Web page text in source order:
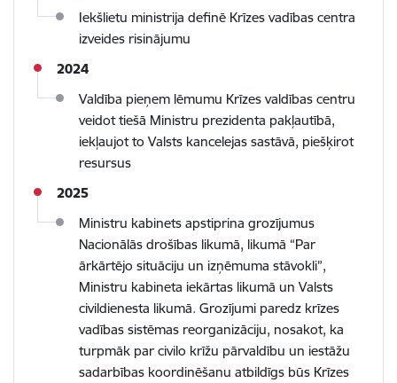
Iekšlietu ministrija definē Krīzes vadības centra
izveides risinājumu
2024
Valdība pieņem lēmumu Krīzes valdības centru
veidot tiešā Ministru prezidenta pakļautībā,
iekļaujot to Valsts kancelejas sastāvā, piešķirot
resursus
2025
Ministru kabinets apstiprina grozījumus
Nacionālās drošības likumā, likumā “Par
ārkārtējo situāciju un izņēmuma stāvokli”,
Ministru kabineta iekārtas likumā un Valsts
civildienesta likumā. Grozījumi paredz krīzes
vadības sistēmas reorganizāciju, nosakot, ka
turpmāk par civilo krīžu pārvaldību un iestāžu
sadarbības koordinēšanu atbildīgs būs Krīzes